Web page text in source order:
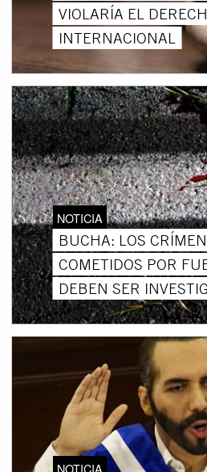
VIOLARÍA EL
INTERNACIONAL
NOTICIA
BUCHA: LOS
COMETIDOS POR
DEBEN SER
NOTICIA